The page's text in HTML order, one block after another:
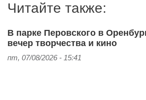
Читайте также:
В парке Перовского в
вечер творчества и кино
пт, 07/08/2026 - 15:41